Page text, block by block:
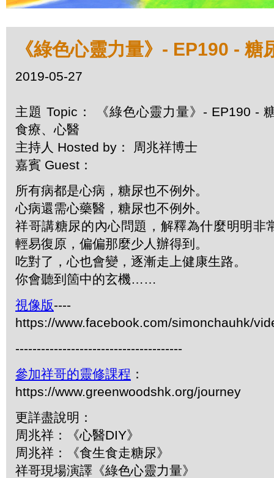
《綠色心靈力量》- EP190 - 糖
2019-05-27
主題 Topic： 《綠色心靈力量》- EP190 -
食療、心醫
主持人 Hosted by： 周兆祥博士
嘉賓 Guest：
所有病都是心病，糖尿也不例外。
心病還需心藥醫，糖尿也不例外。
祥哥講糖尿的內心問題，解釋為什麼明明非
輕易復原，偏偏那麼少人辦得到。
吃對了，心也會變，逐漸走上健康生路。
你會聽到箇中的玄機……
視像版----
https://www.facebook.com/simonchauhk/
---------------------------------------
參加祥哥的靈修課程 ：
https://www.greenwoodshk.org/journey
更詳盡說明：
周兆祥：《心醫DIY》
周兆祥：《食生食走糖尿》
祥哥現場演譯《綠色心靈力量》